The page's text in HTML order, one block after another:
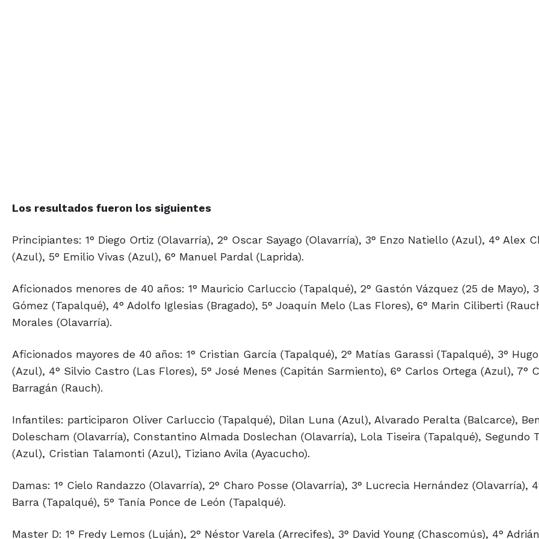
Los resultados fueron los siguientes
Principiantes: 1° Diego Ortiz (Olavarría), 2° Oscar Sayago (Olavarría), 3° Enzo Natiello (Azul), 4° Alex
(Azul), 5° Emilio Vivas (Azul), 6° Manuel Pardal (Laprida).
Aficionados menores de 40 años: 1° Mauricio Carluccio (Tapalqué), 2° Gastón Vázquez (25 de Mayo),
Gómez (Tapalqué), 4° Adolfo Iglesias (Bragado), 5° Joaquín Melo (Las Flores), 6° Marin Ciliberti
Morales (Olavarría).
Aficionados mayores de 40 años: 1° Cristian García (Tapalqué), 2° Matías Garassi (Tapalqué), 3°
(Azul), 4° Silvio Castro (Las Flores), 5° José Menes (Capitán Sarmiento), 6° Carlos Ortega (Azul), 7°
Barragán (Rauch).
Infantiles: participaron Oliver Carluccio (Tapalqué), Dilan Luna (Azul), Alvarado Peralta (Balcarce),
Dolescham (Olavarría), Constantino Almada Doslechan (Olavarría), Lola Tiseira (Tapalqué), Segundo
(Azul), Cristian Talamonti (Azul), Tiziano Avila (Ayacucho).
Damas: 1° Cielo Randazzo (Olavarría), 2° Charo Posse (Olavarría), 3° Lucrecia Hernández (Olavarría),
Barra (Tapalqué), 5° Tanía Ponce de León (Tapalqué).
Master D: 1° Fredy Lemos (Luján), 2° Néstor Varela (Arrecifes), 3° David Young (Chascomús), 4°